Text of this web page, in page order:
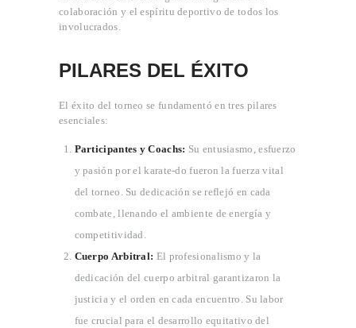
colaboración y el espíritu deportivo de todos los
involucrados.
PILARES DEL ÉXITO
El éxito del torneo se fundamentó en tres pilares
esenciales:
Participantes y Coachs: Su entusiasmo, esfuerzo
y pasión por el karate-do fueron la fuerza vital
del torneo. Su dedicación se reflejó en cada
combate, llenando el ambiente de energía y
competitividad.
Cuerpo Arbitral: El profesionalismo y la
dedicación del cuerpo arbitral garantizaron la
justicia y el orden en cada encuentro. Su labor
fue crucial para el desarrollo equitativo del